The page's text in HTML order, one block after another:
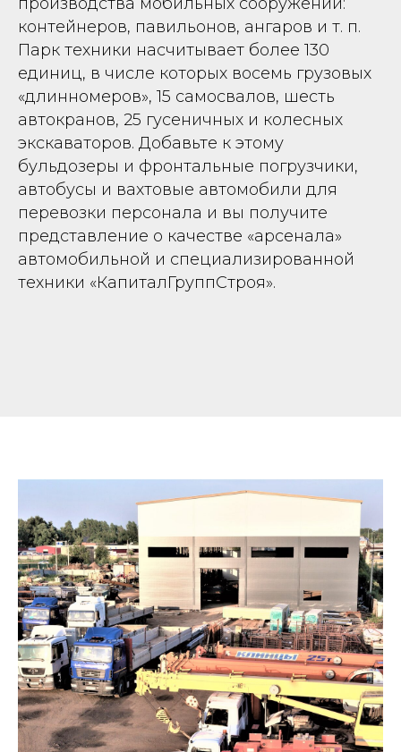
контейнеров, павильонов, ангаров и т. п.
Парк техники насчитывает более 130
единиц, в числе которых восемь грузовых
«длинномеров», 15 самосвалов, шесть
автокранов, 25 гусеничных и колесных
экскаваторов. Добавьте к этому
бульдозеры и фронтальные погрузчики,
автобусы и вахтовые автомобили для
перевозки персонала и вы получите
представление о качестве «арсенала»
автомобильной и специализированной
техники «КапиталГруппСтроя».